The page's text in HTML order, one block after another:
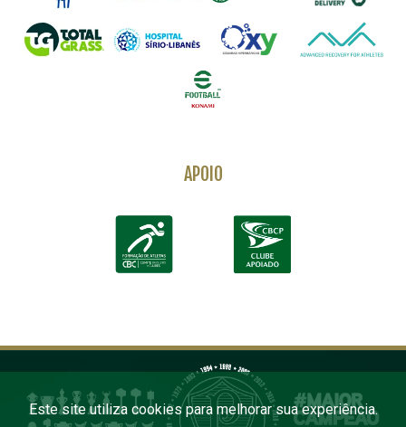
APOIO
Este site utiliza cookies para melhorar sua experiência.